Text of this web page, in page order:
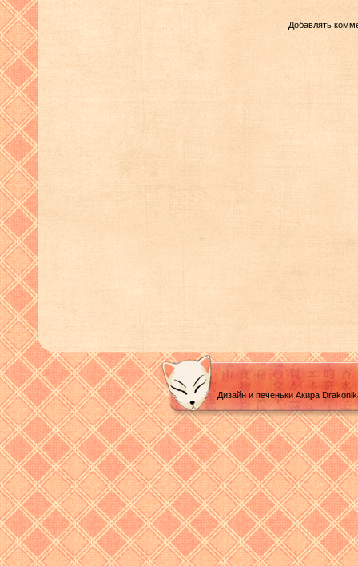
Добавлять
Дизайн и печеньки Акира